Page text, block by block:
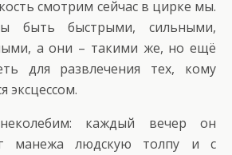
смотрим сейчас в цирке мы.
быть быстрыми, сильными,
а они – такими же, но ещё
для развлечения тех, кому
эксцессом.
каждый вечер он
манежа людскую толпу и с